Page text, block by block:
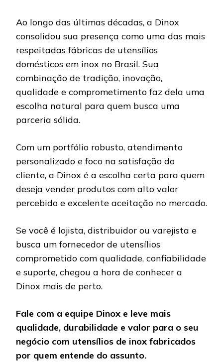
Ao longo das últimas décadas, a Dinox
consolidou sua presença como uma das mais
respeitadas fábricas de utensílios
domésticos em inox no Brasil. Sua
combinação de tradição, inovação,
qualidade e comprometimento faz dela uma
escolha natural para quem busca uma
parceria sólida.
Com um portfólio robusto, atendimento
personalizado e foco na satisfação do
cliente, a Dinox é a escolha certa para quem
deseja vender produtos com alto valor
percebido e excelente aceitação no mercado.
Se você é lojista, distribuidor ou varejista e
busca um fornecedor de utensílios
comprometido com qualidade, confiabilidade
e suporte, chegou a hora de conhecer a
Dinox mais de perto.
Fale com a equipe Dinox e leve mais
qualidade, durabilidade e valor para o seu
negócio com utensílios de inox fabricados
por quem entende do assunto.